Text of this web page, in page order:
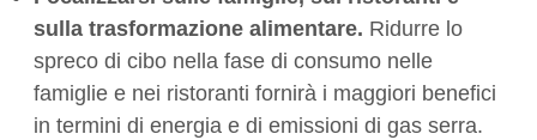
sulla trasformazione alimentare. Ridurre lo
spreco di cibo nella fase di consumo nelle
famiglie e nei ristoranti fornirà i maggiori benefici
in termini di energia e di emissioni di gas serra.